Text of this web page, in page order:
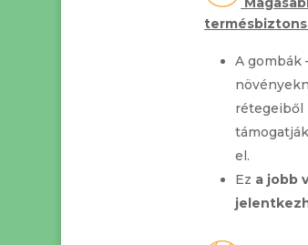
A gombák
rétegeiből
el.
Ez a jobb